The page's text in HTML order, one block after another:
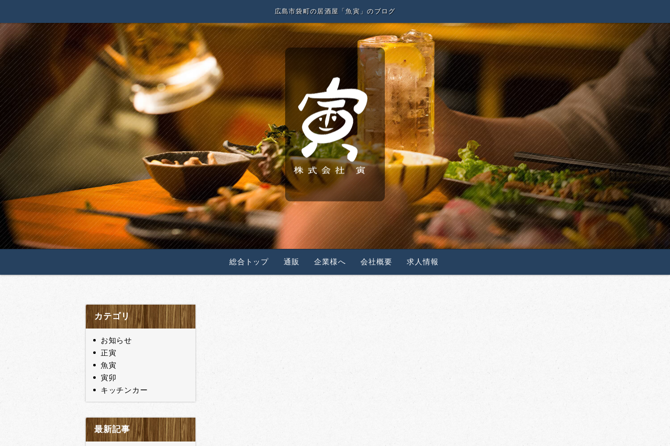
広島市袋町の居酒屋「魚寅」のブログ
総合トップ 通販 企業様へ 会社概要 求人情報
カテゴリ
お知らせ
正寅
魚寅
寅卯
キッチンカー
最新記事